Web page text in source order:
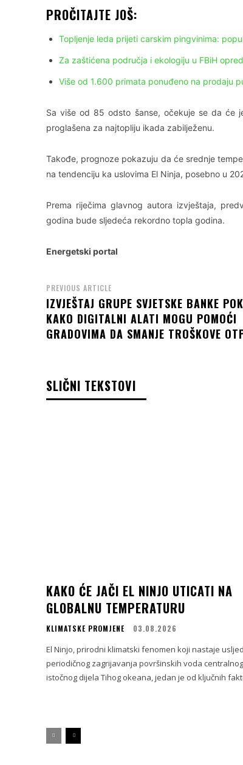
PROČITAJTE JOŠ:
Topljenje leda prijeti carskim pingvinima:
Za zaštićena područja i ekologiju u FBiH
Više od 1.600 primata ponuđeno na prodaju
Sa više od 85 odsto šanse, očekuje se da će
proglašena za najtopliju ikada zabilježenu.
Takođe, prognoze pokazuju da će srednje
na tendenciju ka uslovima El Ninja, posebno u
Prema riječima glavnog autora izvještaja,
godina bude sljedeća rekordno topla godina.
Energetski portal
PREVIOUS ARTICLE
IZVJEŠTAJ GRUPE SVJETSKE BANKE
KAKO DIGITALNI ALATI MOGU POMOĆI
GRADOVIMA DA SMANJE TROŠKOVE
SLIČNI TEKSTOVI
KAKO ĆE JAČI EL NINJO UTICATI NA
GLOBALNU TEMPERATURU
KLIMATSKE PROMJENE 03.08.2026
El Ninjo, prirodni klimatski fenomen koji nastaje usljed
periodičnog zagrijavanja površinskih voda
istočnog dijela Tihog okeana, jedan je od ključnih